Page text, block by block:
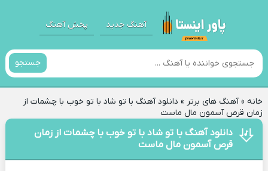
آهنگ جدید پخش آهنگ
جستجو
خانه»آهنگ های برتر » دانلود آهنگ با تو شاد با تو خوب با چشمات از
زمان قرص آسمون مال ماست
دانلود آهنگ با تو شاد با تو خوب با چشمات از زمان
قرص آسمون مال ماست